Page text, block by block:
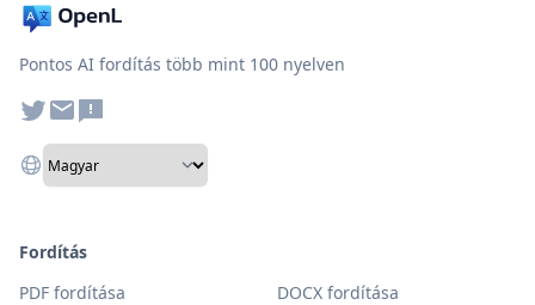
Pontos AI fordítás több mint 100 nyelven
Fordítás
PDF fordítása
DOCX fordítása